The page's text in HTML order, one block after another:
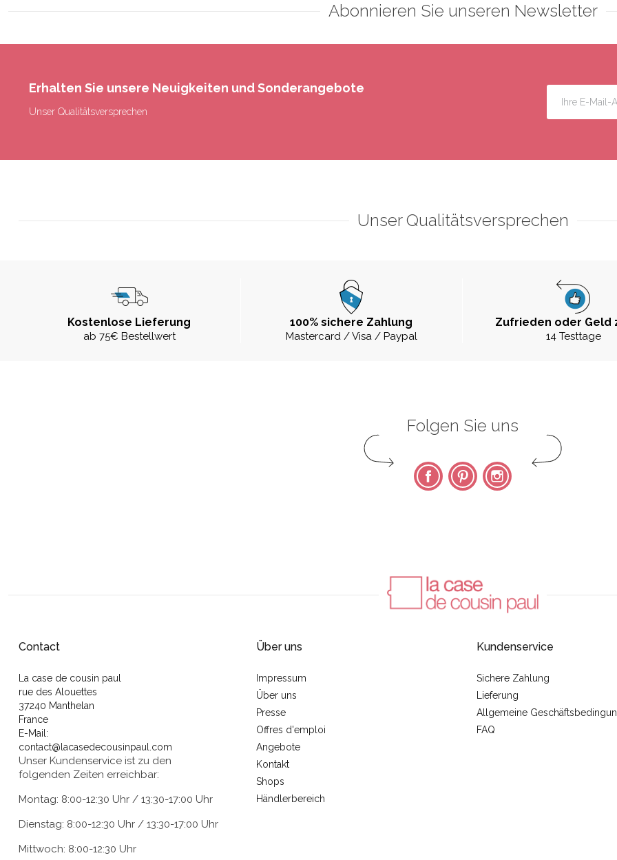
Abonnieren Sie unseren Newsletter
Erhalten Sie unsere Neuigkeiten und Sonderangebote
Unser Qualitätsversprechen
Unser Qualitätsversprechen
Kostenlose Lieferung
ab 75€ Bestellwert
100% sichere Zahlung
Mastercard / Visa / Paypal
Zufrieden oder Geld
14 Testtage
Folgen Sie uns
FacebookPinterest Instagram
Contact
La case de cousin paul
rue des Alouettes
37240 Manthelan
France
E-Mail:
contact@lacasedecousinpaul.com
Unser Kundenservice ist zu den
folgenden Zeiten erreichbar:
Montag: 8:00-12:30 Uhr / 13:30-17:00 Uhr
Dienstag: 8:00-12:30 Uhr / 13:30-17:00 Uhr
Mittwoch: 8:00-12:30 Uhr
Über uns
Impressum
Über uns
Presse
Offres d'emploi
Angebote
Kontakt
Shops
Händlerbereich
Kundenservice
Sichere Zahlung
Lieferung
Allgemeine
FAQ